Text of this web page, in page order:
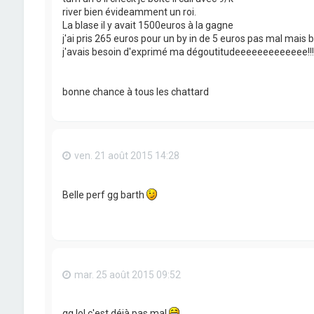
river bien évideamment un roi.
La blase il y avait 1500euros à la gagne
j'ai pris 265 euros pour un by in de 5 euros pas mal mais
j'avais besoin d'exprimé ma
bonne chance à tous les chattard
ven. 21 août 2015 14:28
Belle perf gg barth
mar. 25 août 2015 09:52